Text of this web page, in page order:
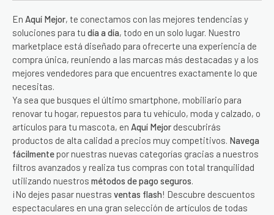
En Aquí Mejor, te conectamos con las mejores tendencias y
soluciones para tu día a día, todo en un solo lugar. Nuestro
marketplace está diseñado para ofrecerte una experiencia de
compra única, reuniendo a las marcas más destacadas y a los
mejores vendedores para que encuentres exactamente lo que
necesitas.
Ya sea que busques el último smartphone, mobiliario para
renovar tu hogar, repuestos para tu vehículo, moda y calzado, o
artículos para tu mascota, en Aquí Mejor descubrirás
productos de alta calidad a precios muy competitivos. Navega
fácilmente por nuestras nuevas categorías gracias a nuestros
filtros avanzados y realiza tus compras con total tranquilidad
utilizando nuestros métodos de pago seguros.
¡No dejes pasar nuestras ventas flash! Descubre descuentos
espectaculares en una gran selección de artículos de todas